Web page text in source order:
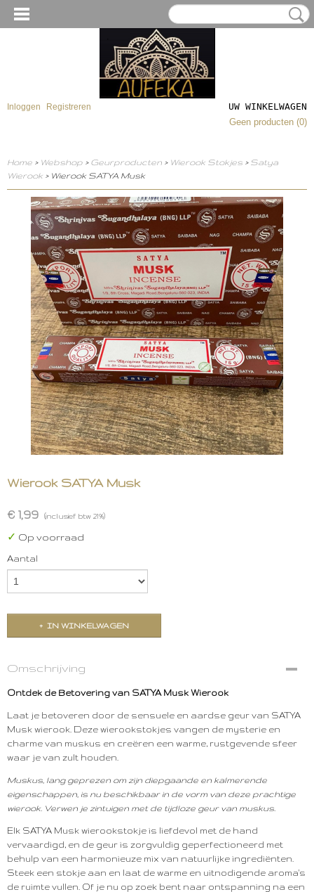
Inloggen Registreren
UW WINKELWAGEN
Geen producten (0)
Home > Webshop > Geurproducten > Wierook Stokjes > Satya
Wierook > Wierook SATYA Musk
Wierook SATYA Musk
€ 1,99 (inclusief btw 21%)
✓ Op voorraad
Aantal
IN WINKELWAGEN
Omschrijving
Ontdek de Betovering van SATYA Musk Wierook
Laat je betoveren door de sensuele en aardse geur van SATYA
Musk wierook. Deze wierookstokjes vangen de mysterie en
charme van muskus en creëren een warme, rustgevende sfeer
waar je van zult houden.
Muskus, lang geprezen om zijn diepgaande en kalmerende
eigenschappen, is nu beschikbaar in de vorm van deze prachtige
wierook. Verwen je zintuigen met de tijdloze geur van muskus.
Elk SATYA Musk wierookstokje is liefdevol met de hand
vervaardigd, en de geur is zorgvuldig geperfectioneerd met
behulp van een harmonieuze mix van natuurlijke ingrediënten.
Steek een stokje aan en laat de warme en uitnodigende aroma's
de ruimte vullen. Of je nu op zoek bent naar ontspanning na een